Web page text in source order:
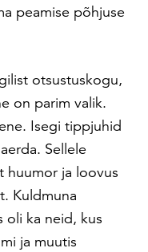
peamise põhjuse
otsustuskogu,
on parim valik.
Isegi tippjuhid
Sellele
huumor ja loovus
Kuldmuna
oli ka neid, kus
ja muutis